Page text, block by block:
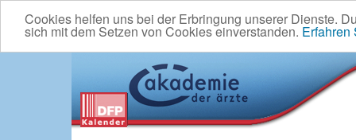
Cookies helfen uns bei der Erbringung unserer Dienste.
sich mit dem Setzen von Cookies einverstanden. Erfahren